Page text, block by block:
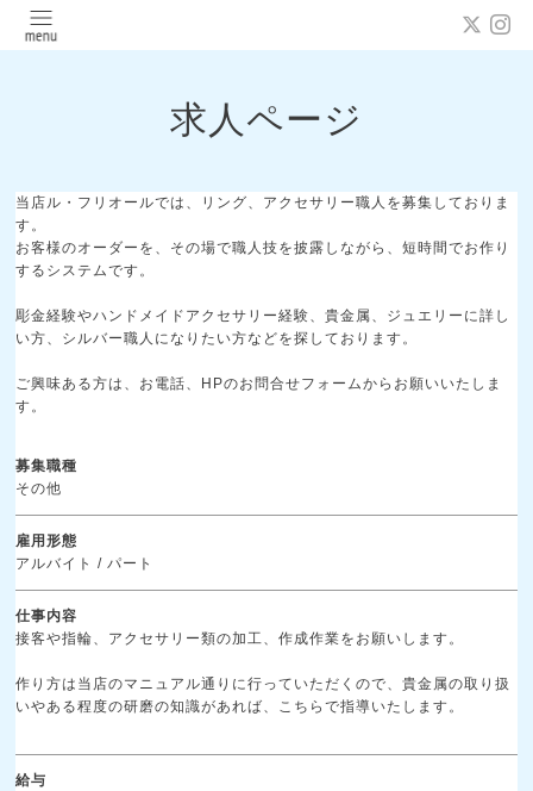
求人ページ
当店ル・フリオールでは、リング、アクセサリー職人を募集しておりま
す。
お客様のオーダーを、その場で職人技を披露しながら、短時間でお作り
するシステムです。
彫金経験やハンドメイドアクセサリー経験、貴金属、ジュエリーに詳し
い方、シルバー職人になりたい方などを探しております。
ご興味ある方は、お電話、HPのお問合せフォームからお願いいたしま
す。
募集職種
その他
雇用形態
アルバイト / パート
仕事内容
接客や指輪、アクセサリー類の加工、作成作業をお願いします。
作り方は当店のマニュアル通りに行っていただくので、貴金属の取り扱
いやある程度の研磨の知識があれば、こちらで指導いたします。
給与